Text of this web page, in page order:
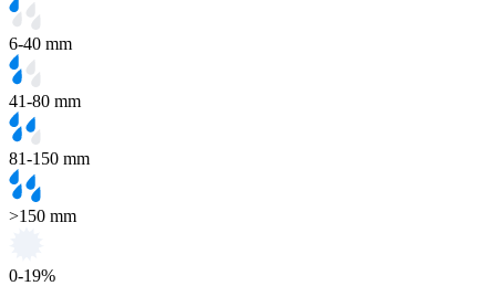
6-40 mm
41-80 mm
81-150 mm
>150 mm
0-19%